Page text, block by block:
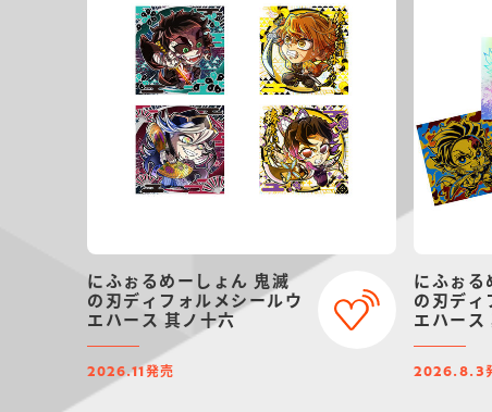
にふぉるめーしょん 鬼滅
の刃ディフォルメシールウ
エハース 其ノ十六
2026.11 発売
にふぉる
の刃ディ
エハース
2026.8.3